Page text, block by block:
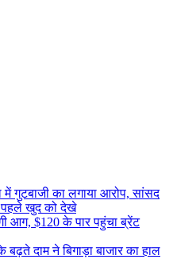
गुटबाजी का लगाया आरोप, सांसद
पहले खुद को देखे
आग, $120 के पार पहुंचा ब्रेंट
दाम ने बिगाड़ा बाजार का हाल